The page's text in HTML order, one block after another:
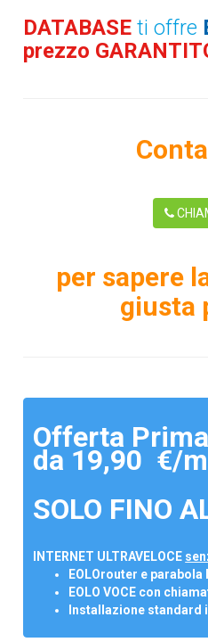
DATABASEti offre
prezzo
per sapere
giusta
Offerta
da 19,90 €/
SOLO FINO
INTERNET ULTRAVELOCE
EOLOrouter e parabola
EOLO VOCE con
Installazione standard